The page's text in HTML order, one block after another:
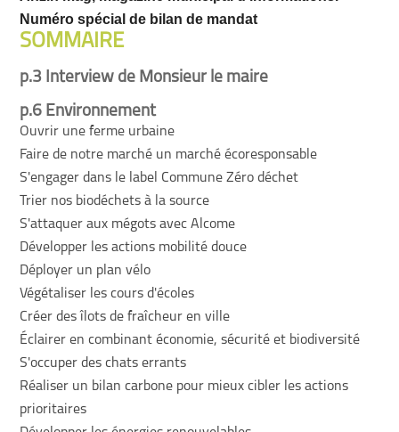
Numéro spécial de bilan de mandat
SOMMAIRE
p.3 Interview de Monsieur le maire
p.6 Environnement
Ouvrir une ferme urbaine
Faire de notre marché un marché écoresponsable
S'engager dans le label Commune Zéro déchet
Trier nos biodéchets à la source
S'attaquer aux mégots avec Alcome
Développer les actions mobilité douce
Déployer un plan vélo
Végétaliser les cours d'écoles
Créer des îlots de fraîcheur en ville
Éclairer en combinant économie, sécurité et biodiversité
S'occuper des chats errants
Réaliser un bilan carbone pour mieux cibler les actions
prioritaires